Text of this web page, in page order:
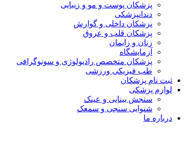
پزشکان پوست و مو و زیبایی
دندانپزشکی
پزشکان داخلی و گوارش
پزشکان قلب و عروق
زنان و زایمان
آزمایشگاه
پزشکان متخصص رادیولوژی و سونوگرافی
طب فیزیکی ورزشی
ثبت نام پزشکان
لوازم پزشکی
سنجش بینایی و عینک
شنوایی سنجی و سمعک
درباره ما